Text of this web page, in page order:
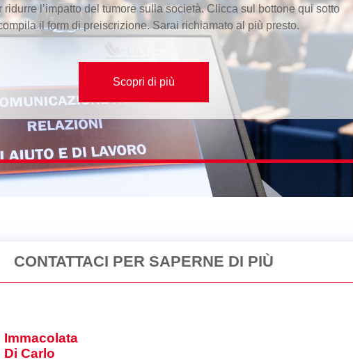
ridurre l’impatto del tumore sulla società. Clicca sul bottone qui sotto
il form di preiscrizione. Sarai richiamato al più presto.
Scopri di più
CONTATTACI PER SAPERNE DI PIÙ
Immacolata
Di Carlo